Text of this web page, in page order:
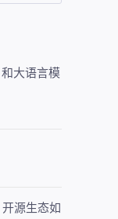
大语言模
源生态如